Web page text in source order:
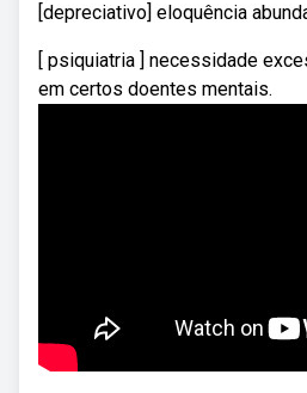
[depreciativo] eloquência
[ psiquiatria ] necessidade
em certos doentes mentais.